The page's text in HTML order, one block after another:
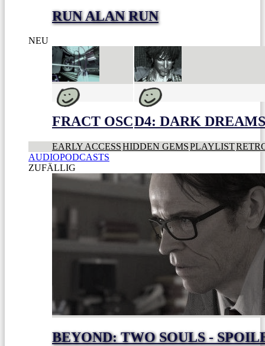
RUN ALAN RUN
NEU
FRACT OSCD4: DARK
EARLY ACCESSHIDDEN GEMSPLAYLIST
AUDIOPODCASTS
ZUFÄLLIG
BEYOND: TWO SOULS -